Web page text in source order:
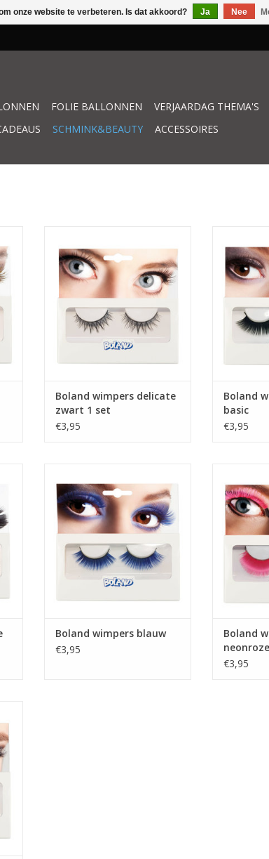
FOLIE BALLONNEN VERJAARDAG THEMA'S
SCHMINK&BEAUTY ACCESSOIRES
set
TOEVOEGEN AAN WINKELWAGEN
Boland wimpers delicate
zwart 1 set
€3,95
Boland
basic
€3,95
TOEVOEGEN AAN WINKELWAGEN
Boland wimpers blauw
€3,95
Boland
€3,95
onze website te verbeteren. Is dat akkoord? Ja Nee